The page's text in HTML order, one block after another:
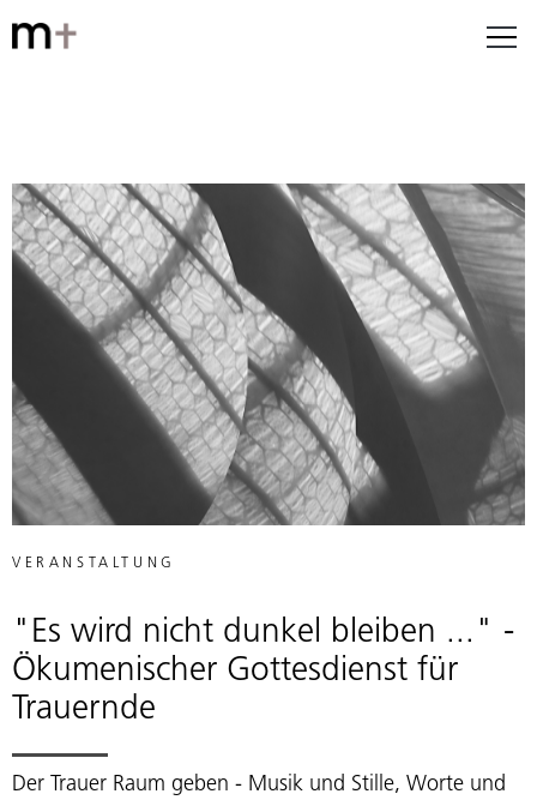
VERANSTALTUNG
"Es wird nicht dunkel bleiben ..." -
Ökumenischer Gottesdienst für
Trauernde
Der Trauer Raum geben - Musik und Stille, Worte und